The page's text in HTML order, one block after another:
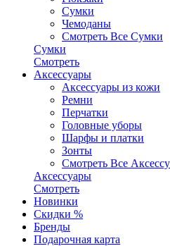
Сумки
Чемоданы
Смотреть Все Сумки
Сумки
Смотреть
Аксессуары
Аксессуары из кожи
Ремни
Перчатки
Головные уборы
Шарфы и платки
Зонты
Смотреть Все
Аксессуары
Смотреть
Новинки
Скидки %
Бренды
Подарочная карта